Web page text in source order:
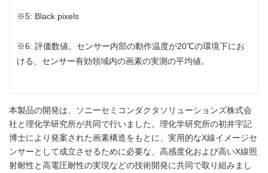
※5: Black pixels
※6: 評価数値。センサー内部の動作温度が20℃の環境下にお
ける、センサー有効領域内の画素の実測の平均値。
本製品の開発は、ソニーセミコンダクタソリューションズ株式会
社と理化学研究所が共同で行いました。理化学研究所の初井宇記
博士により発案された画素構造をもとに、実用的なX線イメージセ
ンサーとして成立させるために必要な、高感度化および高いX線照
射耐性と高電圧耐性の実現などの技術開発に共同で取り組みまし